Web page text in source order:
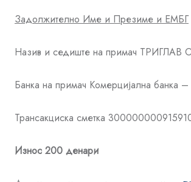
Задолжително Име и Презиме и ЕМБГ
Назив и седиште на примач
Банка на примач Комерцијална банка –
Трансакциска сметка
Износ 200 денари